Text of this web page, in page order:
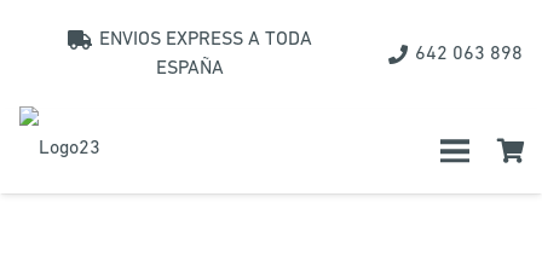
ENVIOS EXPRESS A TODA
ESPAÑA
642 063 898